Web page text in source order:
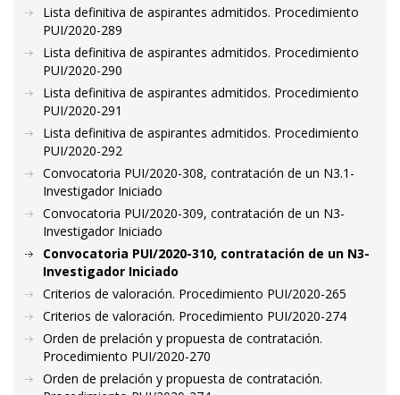
Lista definitiva de aspirantes admitidos. Procedimiento
PUI/2020-289
Lista definitiva de aspirantes admitidos. Procedimiento
PUI/2020-290
Lista definitiva de aspirantes admitidos. Procedimiento
PUI/2020-291
Lista definitiva de aspirantes admitidos. Procedimiento
PUI/2020-292
Convocatoria PUI/2020-308, contratación de un N3.1-
Investigador Iniciado
Convocatoria PUI/2020-309, contratación de un N3-
Investigador Iniciado
Convocatoria PUI/2020-310, contratación de un N3-
Investigador Iniciado
Criterios de valoración. Procedimiento PUI/2020-265
Criterios de valoración. Procedimiento PUI/2020-274
Orden de prelación y propuesta de contratación.
Procedimiento PUI/2020-270
Orden de prelación y propuesta de contratación.